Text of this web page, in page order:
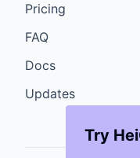
Try
Pricing
FAQ
Docs
Updates